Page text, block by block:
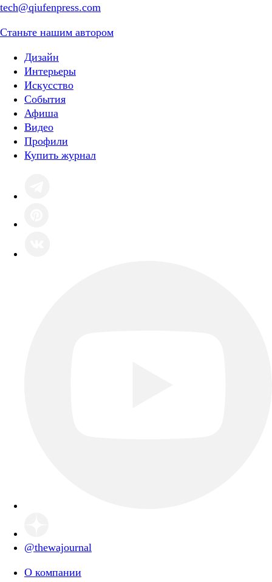
tech@qiufenpress.com
Станьте нашим автором
Дизайн
Интерьеры
Искусство
События
Афиша
Видео
Профили
Купить журнал
@thewajournal
О компании